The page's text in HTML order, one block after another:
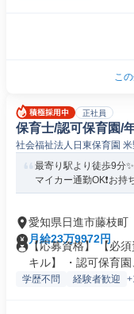
こ
正社員
保育士/認可保育園/
社会福祉法人日東保育園
最寄り駅より徒歩9分
マイカー通勤OK❗️お持
愛知県日進市藤枝町
月給23万9972円
【応募資格】 【必
キル】 ・認可保育園
学歴不問 経験者歓迎